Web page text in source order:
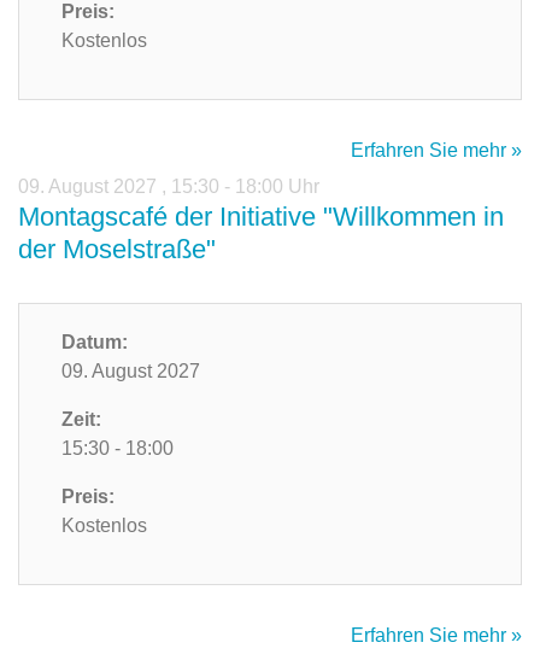
Preis:
Kostenlos
Erfahren Sie mehr »
09. August 2027 , 15:30 - 18:00 Uhr
Montagscafé der Initiative "Willkommen in
der Moselstraße"
Datum:
09. August 2027
Zeit:
15:30 - 18:00
Preis:
Kostenlos
Erfahren Sie mehr »